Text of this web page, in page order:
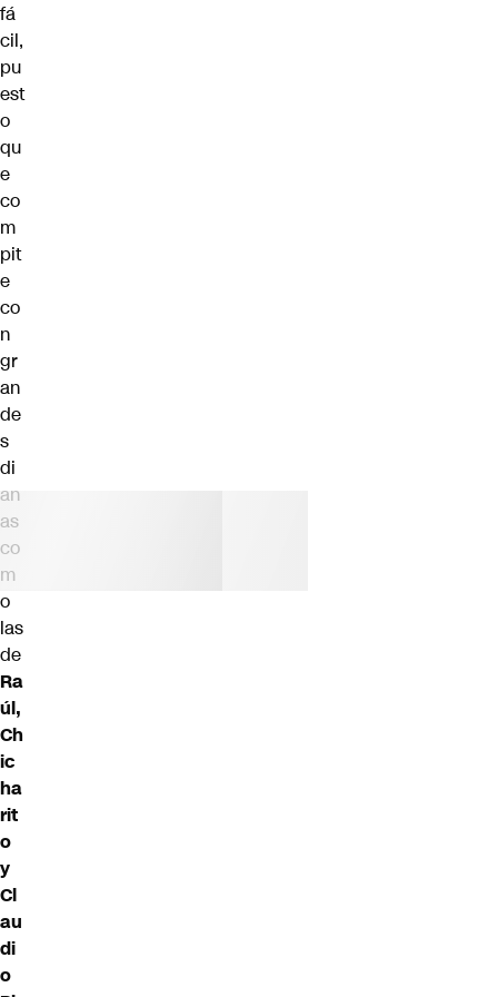
fá
cil,
pu
est
o
qu
e
co
m
pit
e
co
n
gr
an
de
s
di
an
as
co
m
o
las
de
Ra
úl,
Ch
ic
ha
rit
o
y
Cl
au
di
o